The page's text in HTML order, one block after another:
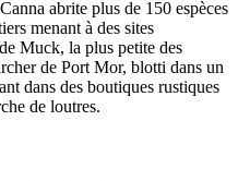
abrite plus de 150 espèces
menant à des sites
Muck, la plus petite des
de Port Mor, blotti dans un
dans des boutiques rustiques
de loutres.